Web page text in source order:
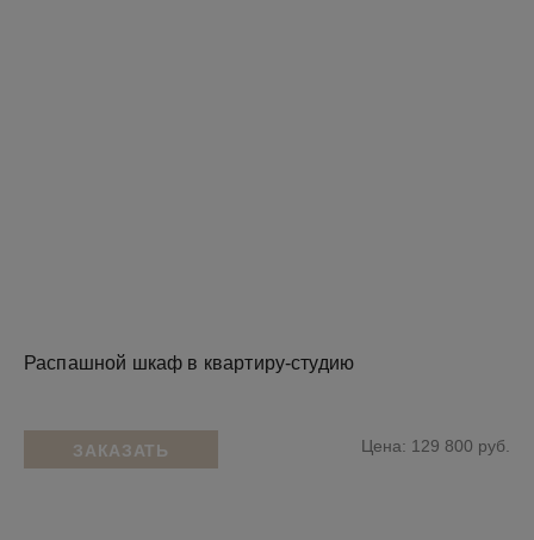
Распашной шкаф в квартиру-студию
ЗАКАЗАТЬ Цена: 129 800 руб.